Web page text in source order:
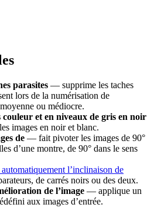
parasites — supprime les taches
lors de la numérisation de
ou médiocre.
et en niveaux de gris en noir
images en noir et blanc.
de — fait pivoter les images de 90°
d’une montre, de 90° dans le sens
l’inclinaison de
de carrés noirs ou des deux.
de l’image — applique un
aux images d’entrée.